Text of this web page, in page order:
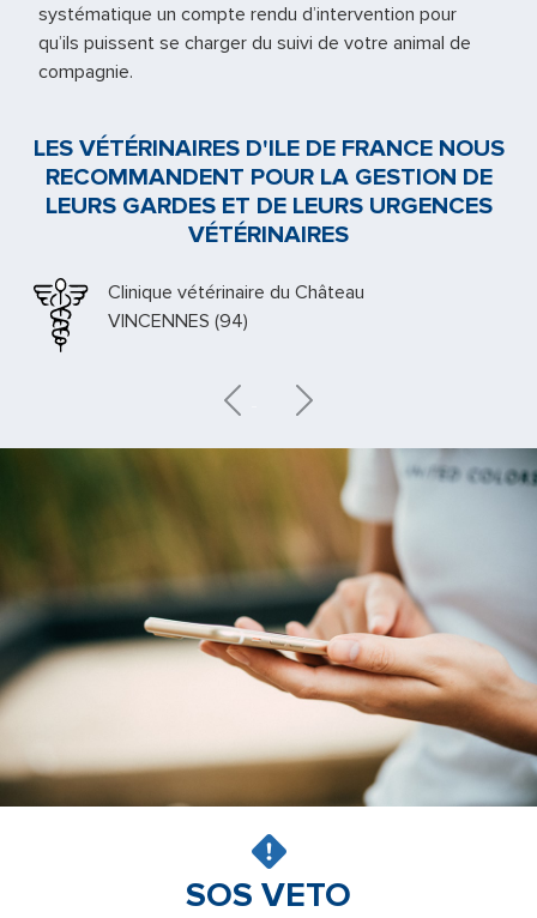
systématique un compte rendu d’intervention pour
qu’ils puissent se charger du suivi de votre animal de
compagnie.
LES VÉTÉRINAIRES D'ILE DE FRANCE NOUS
RECOMMANDENT POUR LA GESTION DE
LEURS GARDES ET DE LEURS URGENCES
VÉTÉRINAIRES
Clinique vétérinaire du Château
VINCENNES (94)
Previous
SOS VETO